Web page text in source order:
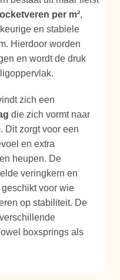
per m²,
en stabiele
Hierdoor worden
en wordt de druk
zich een
die zich vormt naar
Dit zorgt voor een
en extra
heupen. De
veringkern en
voor wie
op stabiliteit. De
boxsprings als